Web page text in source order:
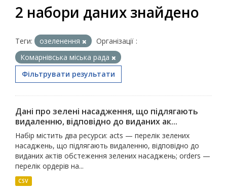
2 набори даних знайдено
Теги: озеленення
Організації :
Комарнівська міська рада
Фільтрувати результати
Дані про зелені насадження, що підлягають
видаленню, відповідно до виданих ак...
Набір містить два ресурси: acts — перелік зелених
насаджень, що підлягають видаленню, відповідно до
виданих актів обстеження зелених насаджень; orders —
перелік ордерів на...
CSV